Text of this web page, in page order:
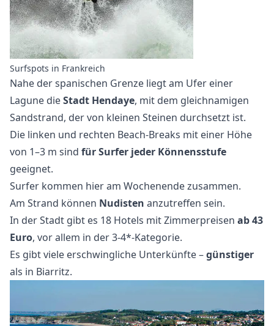
Surfspots in Frankreich
Nahe der spanischen Grenze liegt am Ufer einer
Lagune dieStadt Hendaye, mit dem gleichnamigen
Sandstrand, der von kleinen Steinen durchsetzt ist.
Die linken und rechten Beach-Breaks mit einer Höhe
von 1–3 m sind für Surfer jeder Könnensstufe
geeignet.
Surfer kommen hier am Wochenende zusammen.
Am Strand können Nudisten anzutreffen sein.
In der Stadt gibt es 18 Hotels mit Zimmerpreisen ab 43
Euro, vor allem in der 3-4*-Kategorie.
Es gibt viele erschwingliche Unterkünfte –günstiger
als in Biarritz.